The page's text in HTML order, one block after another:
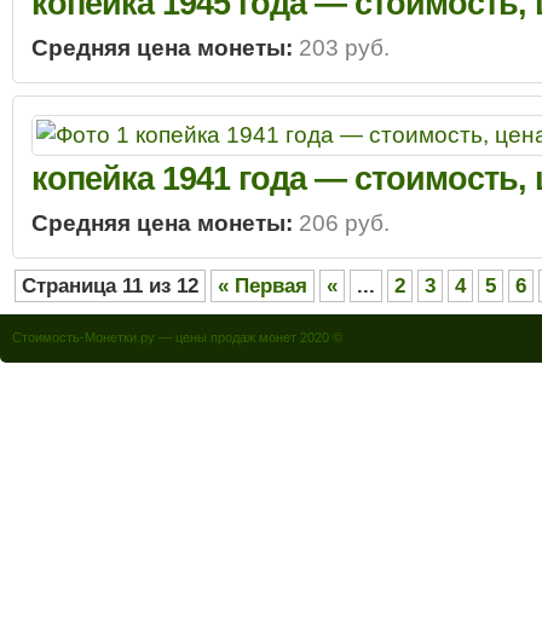
Средняя цена монеты: 203 руб.
копейка 1941 года —
Средняя цена монеты: 206 руб.
Страница 11 из 12 « Первая « ... 2 3 4 5 6
Стоимость-Монетки.ру — цены продаж монет 2020 ©